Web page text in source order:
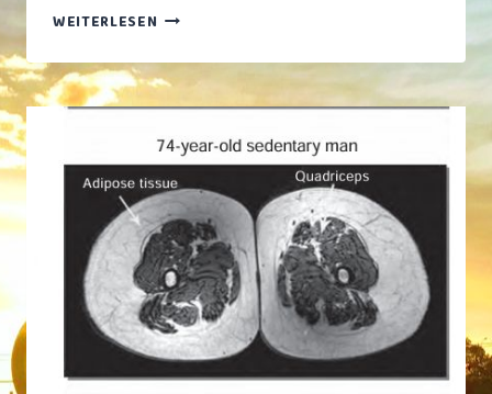
WEITERLESEN SCHULTERIMPINGEMENT
SCHWIMMEN:
TECHNIK
STATT